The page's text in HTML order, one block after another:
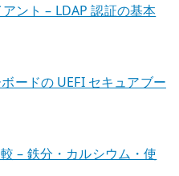
ント – LDAP 認証の基本
ードの UEFI セキュアブー
– 鉄分・カルシウム・使